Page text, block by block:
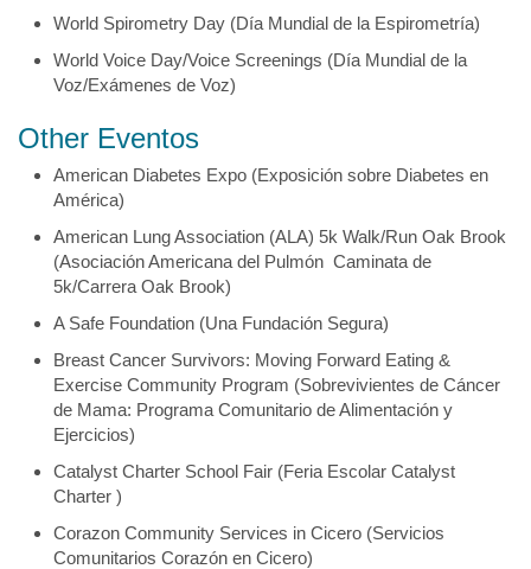
World Spirometry Day (Día Mundial de la Espirometría)
World Voice Day/Voice Screenings (Día Mundial de la
Voz/Exámenes de Voz)
Other Eventos
American Diabetes Expo (Exposición sobre Diabetes en
América)
American Lung Association (ALA) 5k Walk/Run Oak Brook
(Asociación Americana del Pulmón Caminata de
5k/Carrera Oak Brook)
A Safe Foundation (Una Fundación Segura)
Breast Cancer Survivors: Moving Forward Eating &
Exercise Community Program (Sobrevivientes de Cáncer
de Mama: Programa Comunitario de Alimentación y
Ejercicios)
Catalyst Charter School Fair (Feria Escolar Catalyst
Charter )
Corazon Community Services in Cicero (Servicios
Comunitarios Corazón en Cicero)